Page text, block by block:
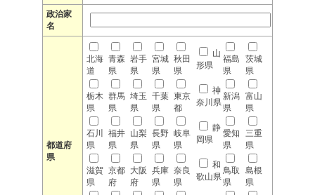
政治家
名
都道府
県
北海
道
青森
県
岩手
県
宮城
県
秋田
県
山
形県
福島
県
茨城
県
栃木
県
群馬
県
埼玉
県
千葉
県
東京
都
神
奈川県
新潟
県
富山
県
石川
県
福井
県
山梨
県
長野
県
岐阜
県
静
岡県
愛知
県
三重
県
滋賀
県
京都
府
大阪
府
兵庫
県
奈良
県
和
歌山県
鳥取
県
島根
県